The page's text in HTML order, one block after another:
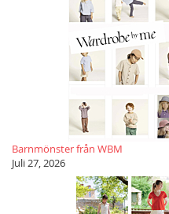
Barnmönster från WBM
Juli 27, 2026